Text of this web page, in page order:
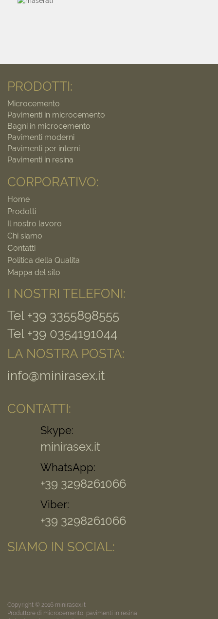
PRODOTTI:
Microcemento
Pavimenti in microcemento
Bagni in microcemento
Pavimenti moderni
Pavimenti per interni
Pavimenti in resina
CORPORATIVO:
Home
Prodotti
Il nostro lavoro
Chi siamo
Сontatti
Politica della Qualita
Mappa del sito
I NOSTRI TELEFONI:
Tel +39 3355898555
Tel +39 0354191044
LA NOSTRA POSTA:
info@minirasex.it
CONTATTI:
Skype:
minirasex.it
WhatsApp:
+39 3298261066
Viber:
+39 3298261066
SIAMO IN SOCIAL:
Copyright © 2016 minirasex.it
Produttore di microcemento, pavimenti in resina